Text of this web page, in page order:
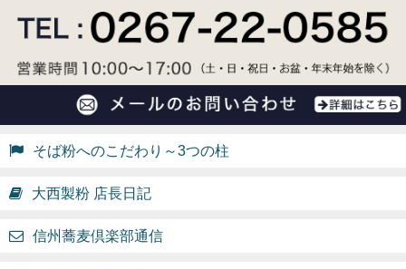
そば粉へのこだわり～3つの柱
大西製粉 店長日記
信州蕎麦倶楽部通信